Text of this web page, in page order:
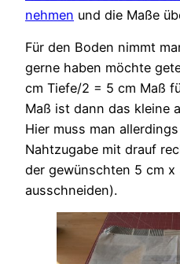
nehmen und die Maße
Für den Boden nimmt
gerne haben möchte
cm Tiefe/2 = 5 cm Maß
Maß ist dann das kleine
Hier muss man
Nahtzugabe mit drauf
der gewünschten 5 cm
ausschneiden).